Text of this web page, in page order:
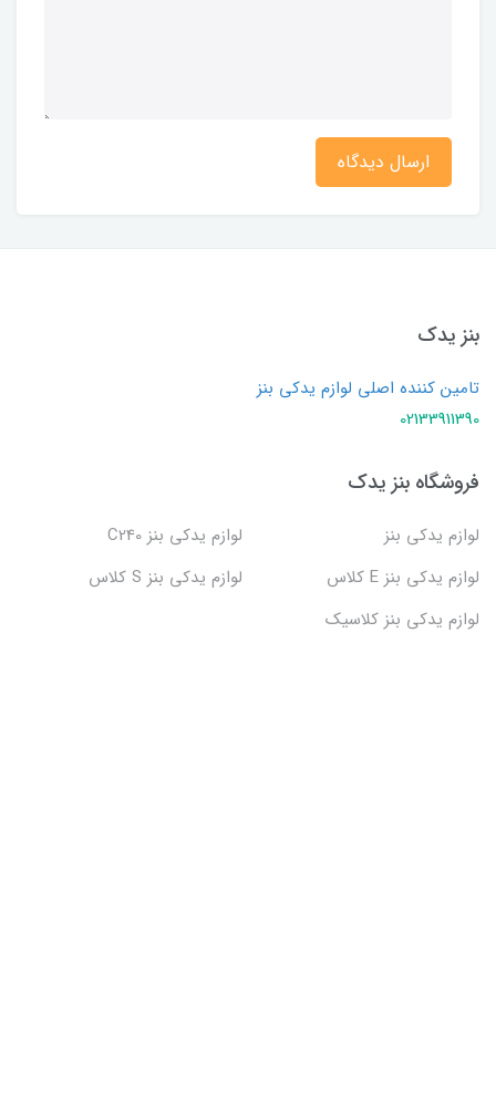
ارسال دیدگاه
بنز یدک
تامین کننده اصلی لوازم یدکی بنز
02133911390
فروشگاه بنز یدک
لوازم یدکی بنز
لوازم یدکی بنز C240
لوازم یدکی بنز E کلاس
لوازم یدکی بنز S کلاس
لوازم یدکی بنز کلاسیک